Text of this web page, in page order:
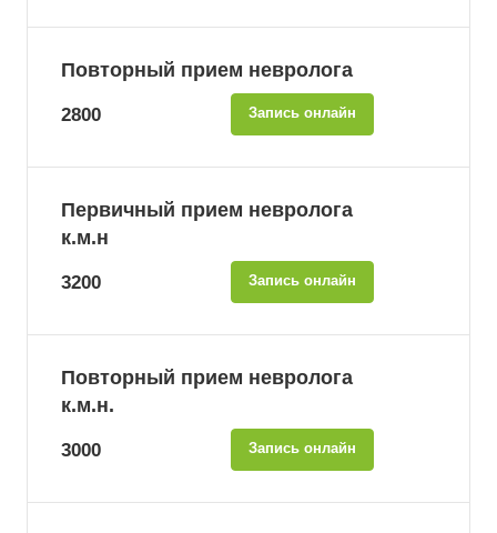
Повторный прием невролога
2800 Запись онлайн
Первичный прием невролога
к.м.н
3200 Запись онлайн
Повторный прием невролога
к.м.н.
3000 Запись онлайн